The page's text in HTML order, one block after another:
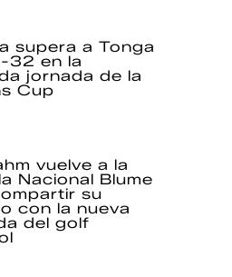
supera a Tonga
32 en la
jornada de la
Cup
vuelve a la
Nacional Blume
su
con la nueva
del golf